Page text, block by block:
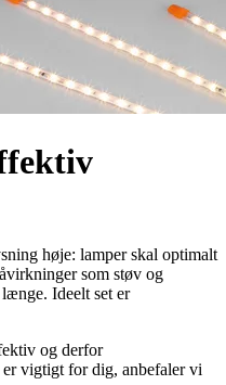
høje: lamper skal optimalt
som støv og
Ideelt set er
og derfor
vigtigt for dig, anbefaler vi